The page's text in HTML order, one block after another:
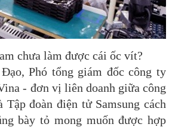
chưa làm được cái ốc vít?
Phó tổng giám đốc công ty
- đơn vị liên doanh giữa công
đoàn điện tử Samsung cách
bày tỏ mong muốn được hợp